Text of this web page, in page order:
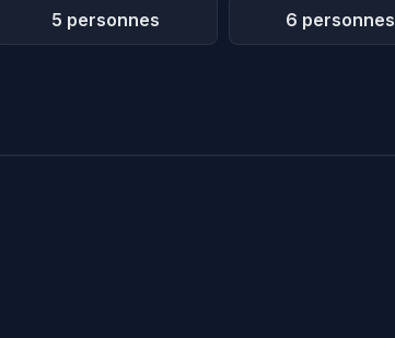
5 personnes 6 personnes